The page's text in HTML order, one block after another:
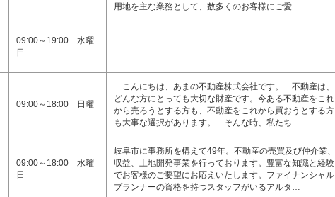
用地を主な業務として、数多くのお客様にご愛…
09:00～19:00 水曜
日
09:00～18:00 日曜
こんにちは、あまの不動産株式会社です。 不動産は、
どんな方にとっても大切な財産です。今ある不動産をこれ
から売ろうとする方も、不動産をこれから買おうとする方
も大事な選択があります。 そんな時、私たち…
09:00～18:00 水曜
日
岐阜市に事務所を構えて49年。不動産の売買及び仲介業、
収益、土地開発事業を行っております。豊富な知識と経験
でお客様のご要望にお応えいたします。ファイナンシャル
プランナーの資格を持つスタッフがいるアルタ…